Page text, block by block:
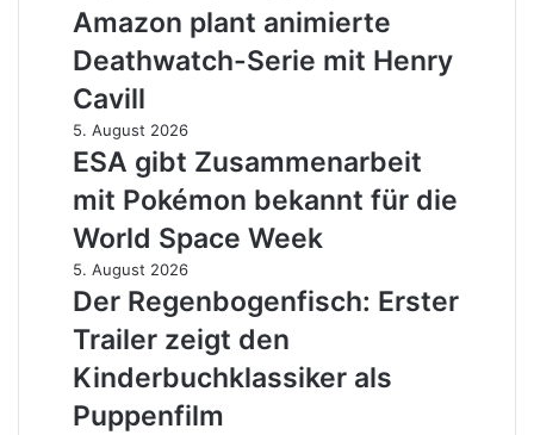
Helden
und
Spielsystemen
plant
animierte
Deathwatch-
Serie
mit
Henry
Cavill
Amazon plant animierte
Deathwatch-Serie mit Henry
Cavill
ESA
gibt
Zusammenarbeit
mit
Pokémon
bekannt
für
die
World
Space
Week
5. August 2026
ESA gibt Zusammenarbeit
mit Pokémon bekannt für die
World Space Week
Der
Regenbogenfisch:
Erster
Trailer
zeigt
den
Kinderbuchklassiker
5. August 2026
Der Regenbogenfisch: Erster
Trailer zeigt den
Kinderbuchklassiker als
Puppenfilm